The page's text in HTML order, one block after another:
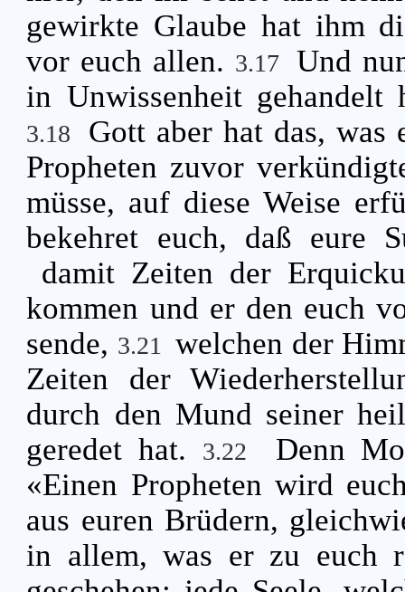
gewirkte Glaube hat ihm
vor euch allen. 3.17
Und
in Unwissenheit gehandelt
3.18
Gott aber hat das,
Propheten zuvor
müsse, auf diese Weise
bekehret euch, daß eure
damit Zeiten der
kommen und er den euch
sende, 3.21 welchen der
Zeiten der
durch den Mund seiner
geredet hat.
3.22
Denn
«Einen Propheten wird
aus euren Brüdern,
in allem, was er zu euch